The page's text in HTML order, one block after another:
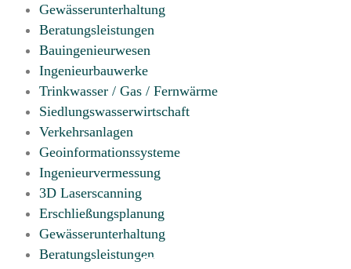
Gewässerunterhaltung
Beratungsleistungen
Bauingenieurwesen
Ingenieurbauwerke
Trinkwasser / Gas / Fernwärme
Siedlungswasserwirtschaft
Verkehrsanlagen
Geoinformationssysteme
Ingenieurvermessung
3D Laserscanning
Erschließungsplanung
Gewässerunterhaltung
Beratungsleistungen